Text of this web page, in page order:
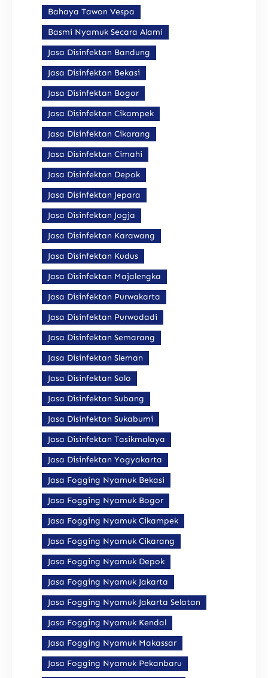
Bahaya Tawon Vespa
Basmi Nyamuk Secara Alami
Jasa Disinfektan Bandung
Jasa Disinfektan Bekasi
Jasa Disinfektan Bogor
Jasa Disinfektan Cikampek
Jasa Disinfektan Cikarang
Jasa Disinfektan Cimahi
Jasa Disinfektan Depok
Jasa Disinfektan Jepara
Jasa Disinfektan Jogja
Jasa Disinfektan Karawang
Jasa Disinfektan Kudus
Jasa Disinfektan Majalengka
Jasa Disinfektan Purwakarta
Jasa Disinfektan Purwodadi
Jasa Disinfektan Semarang
Jasa Disinfektan Sleman
Jasa Disinfektan Solo
Jasa Disinfektan Subang
Jasa Disinfektan Sukabumi
Jasa Disinfektan Tasikmalaya
Jasa Disinfektan Yogyakarta
Jasa Fogging Nyamuk Bekasi
Jasa Fogging Nyamuk Bogor
Jasa Fogging Nyamuk Cikampek
Jasa Fogging Nyamuk Cikarang
Jasa Fogging Nyamuk Depok
Jasa Fogging Nyamuk Jakarta
Jasa Fogging Nyamuk Jakarta Selatan
Jasa Fogging Nyamuk Kendal
Jasa Fogging Nyamuk Makassar
Jasa Fogging Nyamuk Pekanbaru